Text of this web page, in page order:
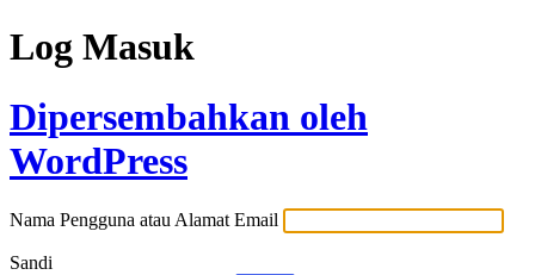
Log Masuk
Dipersembahkan oleh
WordPress
Nama Pengguna atau Alamat Email
Sandi